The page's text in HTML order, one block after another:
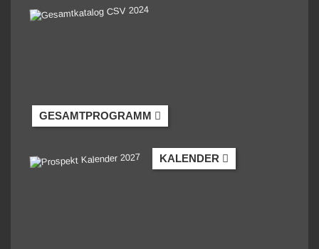
GESAMTPROGRAMM
KALENDER